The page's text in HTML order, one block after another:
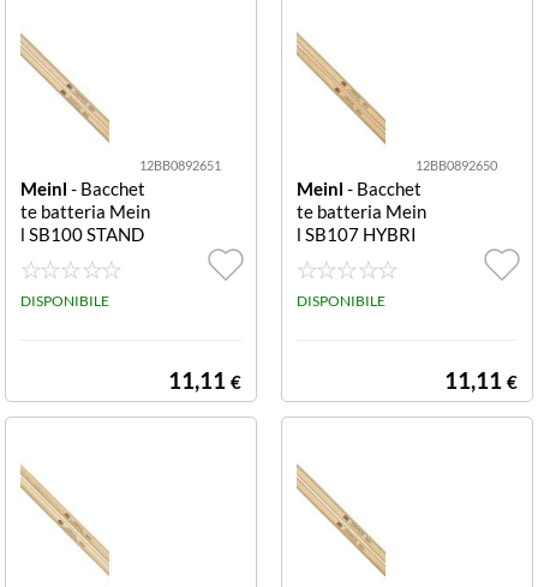
12BB0892651
Meinl - Bacchet
te batteria Mein
l SB100 STAND
ARD 7A Legno 7
A
DISPONIBILE
11,11 €
12BB0892650
Meinl - Bacchet
te batteria Mein
l SB107 HYBRI
D 5B Legno 5B
DISPONIBILE
11,11 €